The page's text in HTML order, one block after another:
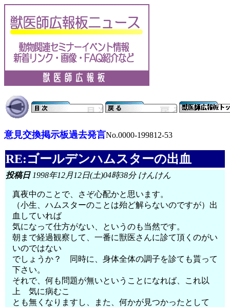
意見交換掲示板過去発言No.0000-199812-53
RE:ゴールデンハムスターの出血
投稿日1998年12月12日(土)04時38分 けんけん
真夜中のことで、さぞ心配かと思います。
（小生、ハムスターのことは殆ど解らないのですが）出
血していれば
気になって仕方がない、というのも当然です。
朝まで経過観察して、一番に獣医さんに診て頂くのがい
いのではない
でしょうか？ 同時に、身体全体の調子を診ても貰って
下さい。
それで、何も問題が無いということになれば、これ以
上 気に病むこ
とも無くなりますし、また、何かが見つかったとして